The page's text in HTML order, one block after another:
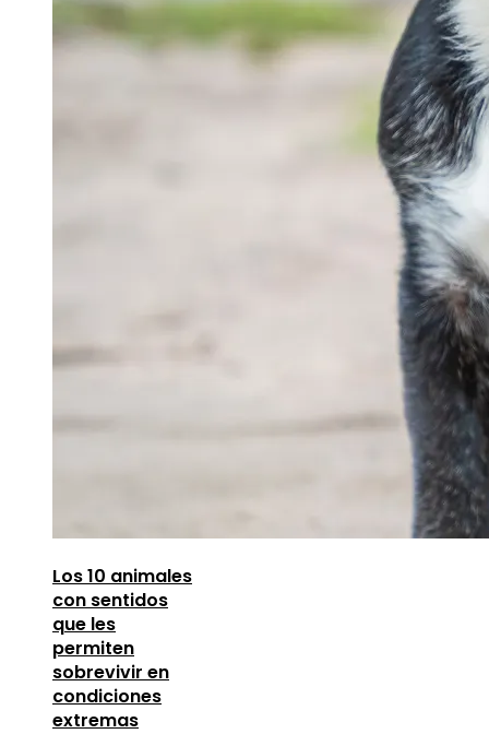
Los 10 animales
con sentidos
que les
permiten
sobrevivir en
condiciones
extremas